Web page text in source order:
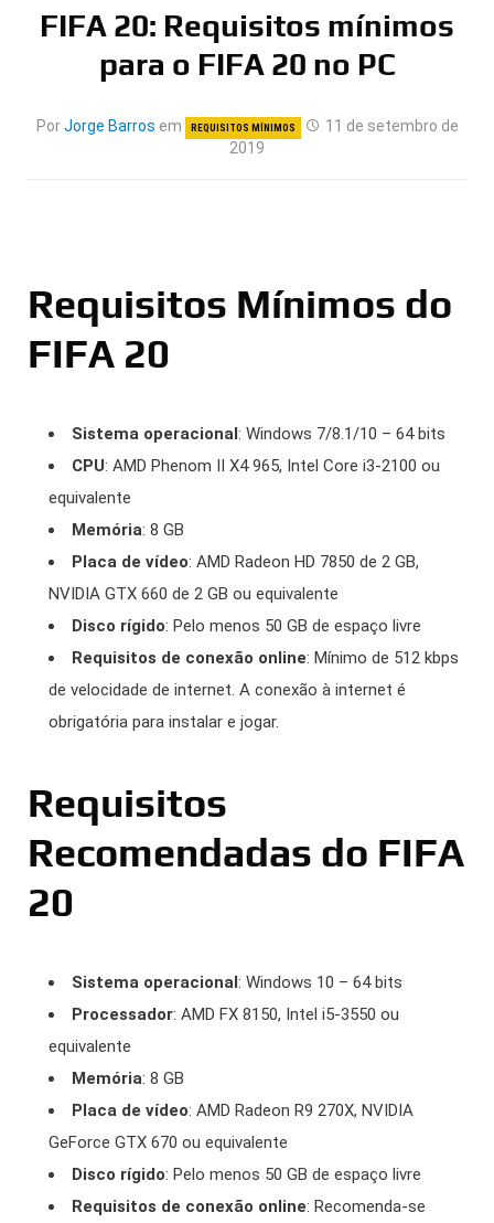
FIFA 20: Requisitos mínimos
para o FIFA 20 no PC
PorJorge Barros em REQUISITOS MÍNIMOS
11 de setembro de
2019
Requisitos Mínimos do
FIFA 20
Sistema operacional: Windows 7/8.1/10 – 64 bits
CPU: AMD Phenom II X4 965, Intel Core i3-2100 ou
equivalente
Memória: 8 GB
Placa de vídeo: AMD Radeon HD 7850 de 2 GB,
NVIDIA GTX 660 de 2 GB ou equivalente
Disco rígido: Pelo menos 50 GB de espaço livre
Requisitos de conexão online: Mínimo de 512 kbps
de velocidade de internet. A conexão à internet é
obrigatória para instalar e jogar.
Requisitos
Recomendadas do FIFA
20
Sistema operacional: Windows 10 – 64 bits
Processador: AMD FX 8150, Intel i5-3550 ou
equivalente
Memória: 8 GB
Placa de vídeo: AMD Radeon R9 270X, NVIDIA
GeForce GTX 670 ou equivalente
Disco rígido: Pelo menos 50 GB de espaço livre
Requisitos de conexão online: Recomenda-se